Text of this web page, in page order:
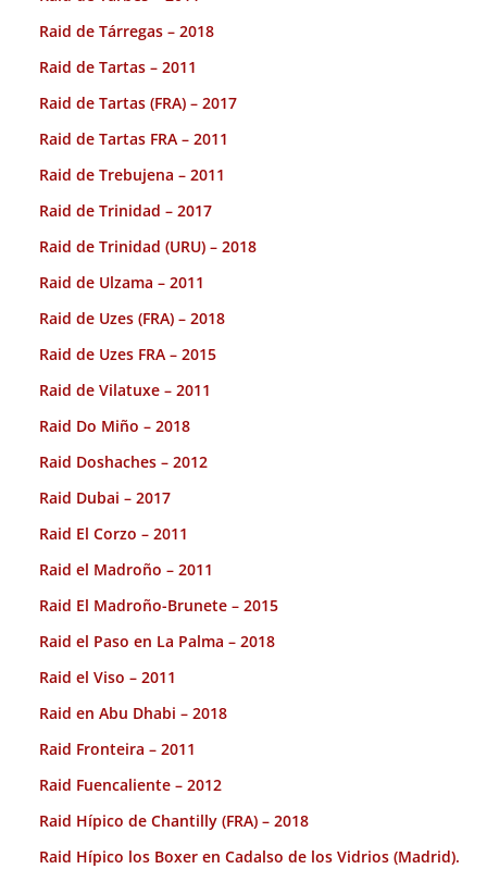
Raid de Tárregas – 2018
Raid de Tartas – 2011
Raid de Tartas (FRA) – 2017
Raid de Tartas FRA – 2011
Raid de Trebujena – 2011
Raid de Trinidad – 2017
Raid de Trinidad (URU) – 2018
Raid de Ulzama – 2011
Raid de Uzes (FRA) – 2018
Raid de Uzes FRA – 2015
Raid de Vilatuxe – 2011
Raid Do Miño – 2018
Raid Doshaches – 2012
Raid Dubai – 2017
Raid El Corzo – 2011
Raid el Madroño – 2011
Raid El Madroño-Brunete – 2015
Raid el Paso en La Palma – 2018
Raid el Viso – 2011
Raid en Abu Dhabi – 2018
Raid Fronteira – 2011
Raid Fuencaliente – 2012
Raid Hípico de Chantilly (FRA) – 2018
Raid Hípico los Boxer en Cadalso de los Vidrios (Madrid).